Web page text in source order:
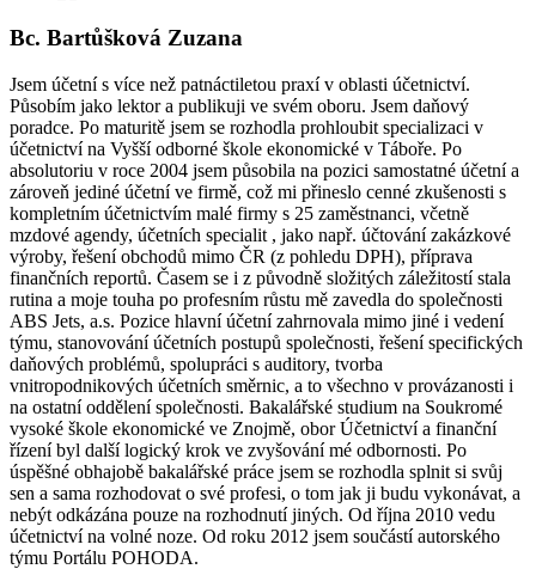
Bc. Bartůšková Zuzana
Jsem účetní s více než patnáctiletou praxí v oblasti účetnictví.
Působím jako lektor a publikuji ve svém oboru. Jsem daňový
poradce. Po maturitě jsem se rozhodla prohloubit specializaci v
účetnictví na Vyšší odborné škole ekonomické v Táboře. Po
absolutoriu v roce 2004 jsem působila na pozici samostatné účetní a
zároveň jediné účetní ve firmě, což mi přineslo cenné zkušenosti s
kompletním účetnictvím malé firmy s 25 zaměstnanci, včetně
mzdové agendy, účetních specialit , jako např. účtování zakázkové
výroby, řešení obchodů mimo ČR (z pohledu DPH), příprava
finančních reportů. Časem se i z původně složitých záležitostí stala
rutina a moje touha po profesním růstu mě zavedla do společnosti
ABS Jets, a.s. Pozice hlavní účetní zahrnovala mimo jiné i vedení
týmu, stanovování účetních postupů společnosti, řešení specifických
daňových problémů, spolupráci s auditory, tvorba
vnitropodnikových účetních směrnic, a to všechno v provázanosti i
na ostatní oddělení společnosti. Bakalářské studium na Soukromé
vysoké škole ekonomické ve Znojmě, obor Účetnictví a finanční
řízení byl další logický krok ve zvyšování mé odbornosti. Po
úspěšné obhajobě bakalářské práce jsem se rozhodla splnit si svůj
sen a sama rozhodovat o své profesi, o tom jak ji budu vykonávat, a
nebýt odkázána pouze na rozhodnutí jiných. Od října 2010 vedu
účetnictví na volné noze. Od roku 2012 jsem součástí autorského
týmu Portálu POHODA.